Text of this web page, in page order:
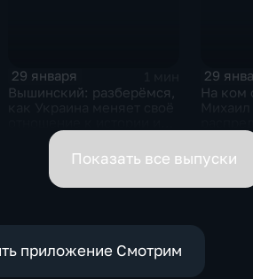
29 января
Вышинский: разберёмся,
почему
29
На ком
Показать все выпуски
приложение Смотрим